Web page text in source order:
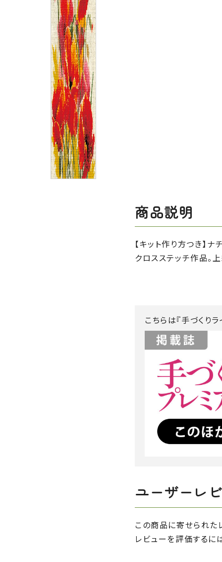
商品説明
【キット作り方つき】
クロスステッチ作品。
こちらは『手づくり
ユーザーレ
この商品に寄せられた
レビューを評価するに